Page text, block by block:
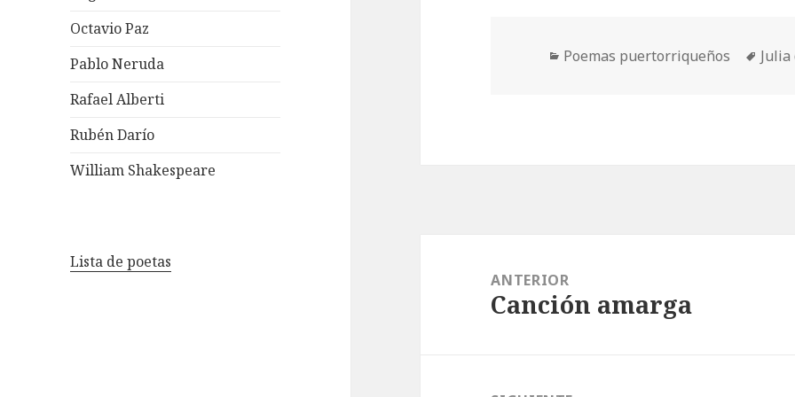
Octavio Paz
Pablo Neruda
Rafael Alberti
Rubén Darío
William Shakespeare
Lista de poetas
Categorías
Poemas puertorriqueños Julia
entradas
ANTERIOR
Entrada
Canción amarga